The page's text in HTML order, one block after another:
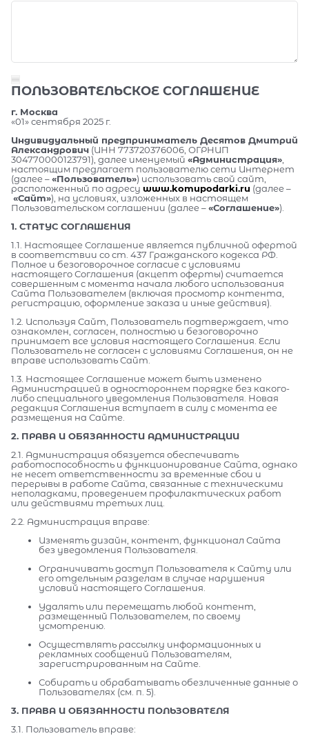
ПОЛЬЗОВАТЕЛЬСКОЕ СОГЛАШЕНИЕ
г. Москва
«01» сентября 2025 г.
Индивидуальный предприниматель Десятов Дмитрий
Александрович (ИНН 773720376006, ОГРНИП
304770000123791), далее именуемый «Администрация»
настоящим предлагает пользователю сети Интернет
(далее –«Пользователь») использовать свой сайт,
расположенный по адресу www.komupodarki.ru (далее –
«Сайт»), на условиях, изложенных в настоящем
Пользовательском соглашении (далее –«Соглашение»).
1. СТАТУС СОГЛАШЕНИЯ
1.1. Настоящее Соглашение является публичной офертой
в соответствии со ст. 437 Гражданского кодекса РФ.
Полное и безоговорочное согласие с условиями
настоящего Соглашения (акцепт оферты) считается
совершенным с момента начала любого использования
Сайта Пользователем (включая просмотр контента,
регистрацию, оформление заказа и иные действия).
1.2. Используя Сайт, Пользователь подтверждает, что
ознакомлен, согласен, полностью и безоговорочно
принимает все условия настоящего Соглашения. Если
Пользователь не согласен с условиями Соглашения, он не
вправе использовать Сайт.
1.3. Настоящее Соглашение может быть изменено
Администрацией в одностороннем порядке без какого-
либо специального уведомления Пользователя. Новая
редакция Соглашения вступает в силу с момента ее
размещения на Сайте.
2. ПРАВА И ОБЯЗАННОСТИ АДМИНИСТРАЦИИ
2.1. Администрация обязуется обеспечивать
работоспособность и функционирование Сайта, однако
не несет ответственности за временные сбои и
перерывы в работе Сайта, связанные с техническими
неполадками, проведением профилактических работ
или действиями третьих лиц.
2.2. Администрация вправе:
Изменять дизайн, контент, функционал Сайта
без уведомления Пользователя.
Ограничивать доступ Пользователя к Сайту или
его отдельным разделам в случае нарушения
условий настоящего Соглашения.
Удалять или перемещать любой контент,
размещенный Пользователем, по своему
усмотрению.
Осуществлять рассылку информационных и
рекламных сообщений Пользователям,
зарегистрированным на Сайте.
Собирать и обрабатывать обезличенные данные о
Пользователях (см. п. 5).
3. ПРАВА И ОБЯЗАННОСТИ ПОЛЬЗОВАТЕЛЯ
3.1. Пользователь вправе: